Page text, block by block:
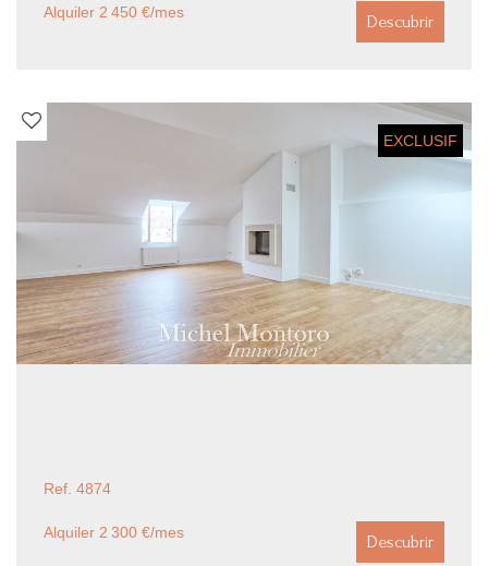
Alquiler 2 450 €/mes Descubrir
EXCLUSIF
Ref. 4874
Alquiler 2 300 €/mes Descubrir